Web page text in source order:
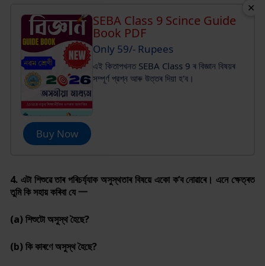
Buy Now
SEBA Class 9 Scince Guide
Book PDF
Only 59/- Rupees
এই কিতাপখনত SEBA Class 9 ৰ বিজ্ঞান বিষয়ৰ
সম্পূর্ণ প্রশ্ন আৰু উত্তৰ দিয়া হ'ব।
✕
4. এটা শিশুৱে তাৰ পৰিচৰ্য্যাক অসুস্থতাৰ বিষয়ে একো ক’ব নোৱাৰে। এনে ক্ষেত্ৰত
তুমি কি সহায় কৰিবা যে 一
(a) শিশুটো অসুস্থ হৈছে?
(b) কি কাৰণে অসুস্থ হৈছে?